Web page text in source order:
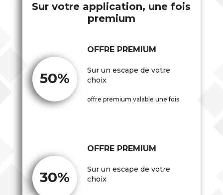
Sur votre application, une fois
premium
50%
OFFRE PREMIUM
Sur un escape de votre
choix
offre premium valable une fois
30%
OFFRE PREMIUM
Sur un escape de votre
choix